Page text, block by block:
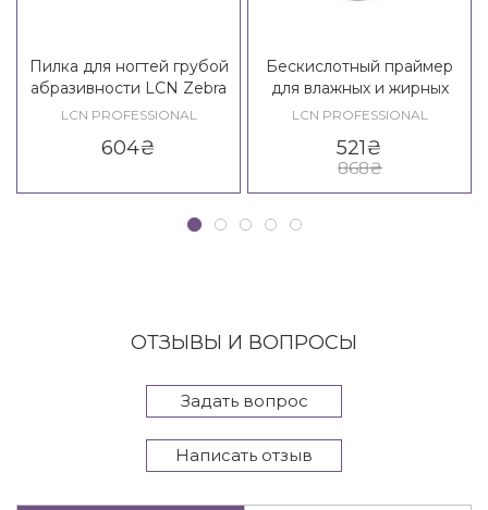
Пилка для ногтей грубой
абразивности LCN Zebra
Profifeile Grob 100/100, 6
LCN PROFESSIONAL
604₴
Бескислотный праймер
для влажных и жирных
ногтей LCN Connex
LCN PROFESSIONAL
521₴
868₴
ОТЗЫВЫ И ВОПРОСЫ
Задать вопрос
Написать отзыв